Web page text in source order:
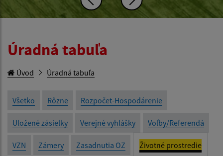
Úradná tabuľa
Úvod Úradná tabuľa
Všetko Rôzne Rozpočet-Hospodárenie
Uložené zásielky Verejné vyhlášky Voľby/Referendá
VZN Zámery Zasadnutia OZ Životné prostredie